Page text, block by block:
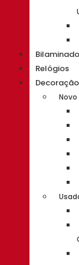
Relógios
Decoração
Novo